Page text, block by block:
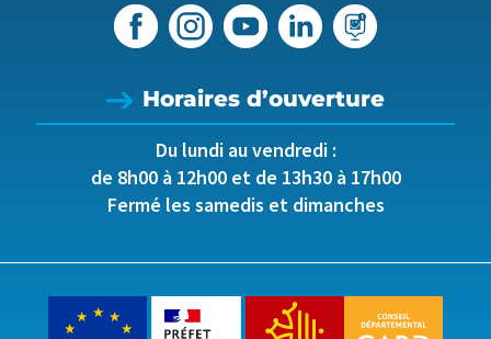
Horaires d’ouverture
Du lundi au vendredi :
de 8h00 à 12h00 et de 13h30 à 17h00
Fermé les samedis et dimanches